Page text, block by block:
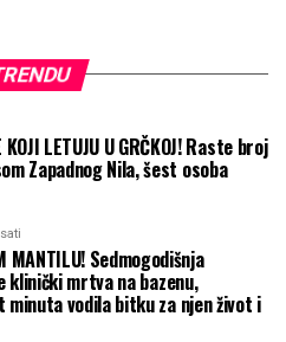
KOJI LETUJU U GRČKOJ! Raste broj
Zapadnog Nila, šest osoba
MANTILU! Sedmogodišnja
klinički mrtva na bazenu,
vodila bitku za njen život i